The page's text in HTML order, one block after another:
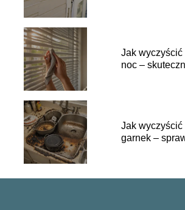
Jak wyczyścić
noc –
Jak
garnek –